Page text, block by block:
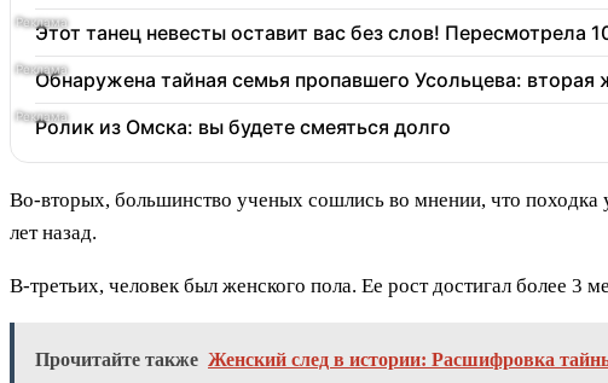
Этот танец невесты оставит вас без слов! Пересмотрела
Обнаружена тайная семья пропавшего Усольцева: вторая
Ролик из Омска: вы будете смеяться долго
Во-вторых, большинство ученых сошлись во мнении, что походка
лет назад.
В-третьих, человек был женского пола. Ее рост достигал более 3
Прочитайте также Женский след в истории: Расшифровка